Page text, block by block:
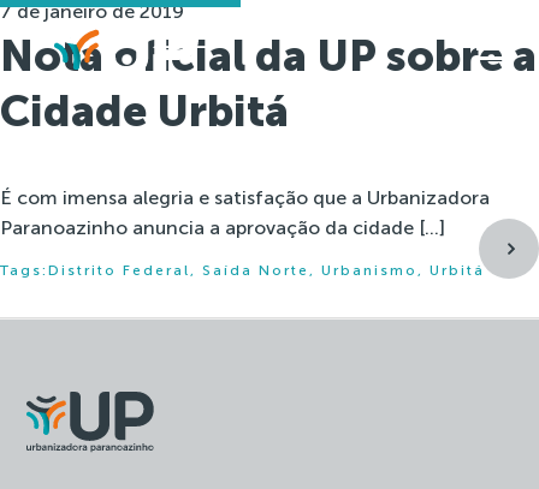
7 de janeiro de 2019
Nota oficial da UP sobre a
Cidade Urbitá
É com imensa alegria e satisfação que a Urbanizadora
Paranoazinho anuncia a aprovação da cidade […]
Tags: Distrito Federal, Saída Norte , Urbanismo , Urbitá